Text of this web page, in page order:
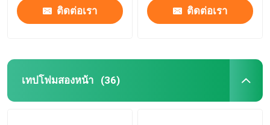
ติดต่อเรา ติดต่อเรา
เทปโฟมสองหน้า (36)